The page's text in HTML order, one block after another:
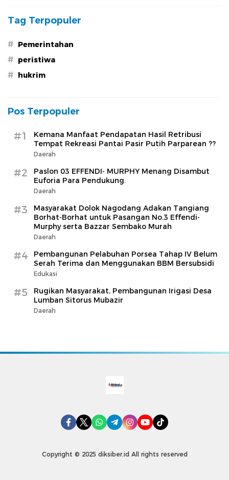
Tag Terpopuler
# Pemerintahan
# peristiwa
# hukrim
Pos Terpopuler
#1
Kemana Manfaat Pendapatan Hasil Retribusi
Tempat Rekreasi Pantai Pasir Putih Parparean ??
Daerah
#2
Paslon 03 EFFENDI- MURPHY Menang Disambut
Euforia Para Pendukung.
Daerah
#3
Masyarakat Dolok Nagodang Adakan Tangiang
Borhat-Borhat untuk Pasangan No.3 Effendi-
Murphy serta Bazzar Sembako Murah
Daerah
#4
Pembangunan Pelabuhan Porsea Tahap IV Belum
Serah Terima dan Menggunakan BBM Bersubsidi
Edukasi
#5
Rugikan Masyarakat, Pembangunan Irigasi Desa
Lumban Sitorus Mubazir
Daerah
Copyright © 2025 diksiber.id All rights reserved